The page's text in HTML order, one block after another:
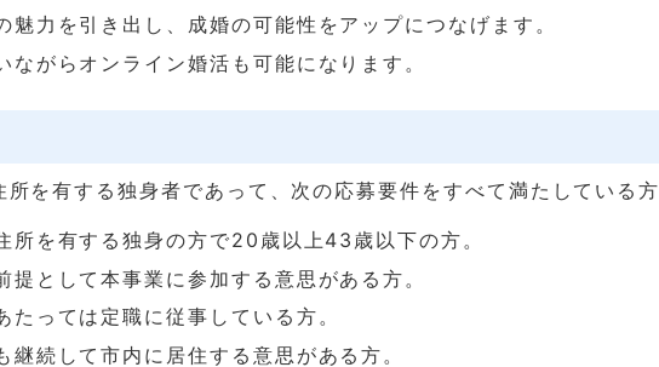
魅力を引き出し、成婚の可能性をアップにつなげます。
ながらオンライン婚活も可能になります。
所を有する独身者であって、次の応募要件をすべて満たしている方
所を有する独身の方で20歳以上43歳以下の方。
提として本事業に参加する意思がある方。
たっては定職に従事している方。
継続して市内に居住する意思がある方。